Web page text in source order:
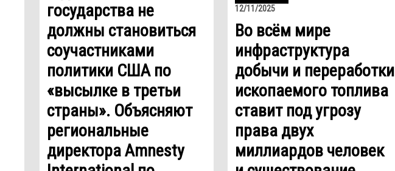
государства не
должны становиться
соучастниками
политики США по
«высылке в третьи
страны». Объясняют
региональные
директора Amnesty
12/11/2025
Во всём мире
инфраструктура
добычи и переработки
ископаемого топлива
ставит под угрозу
права двух
миллиардов человек